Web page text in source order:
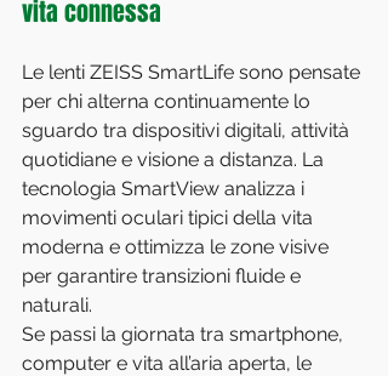
vita connessa
Le lenti ZEISS SmartLife sono pensate
per chi alterna continuamente lo
sguardo tra dispositivi digitali, attività
quotidiane e visione a distanza. La
tecnologia SmartView analizza i
movimenti oculari tipici della vita
moderna e ottimizza le zone visive
per garantire transizioni fluide e
naturali.
Se passi la giornata tra smartphone,
computer e vita all’aria aperta, le